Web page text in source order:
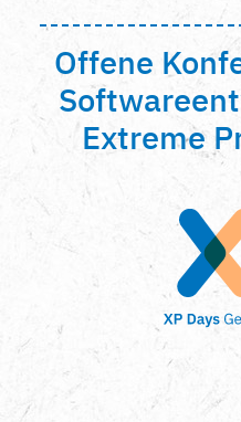
Offene
Extreme